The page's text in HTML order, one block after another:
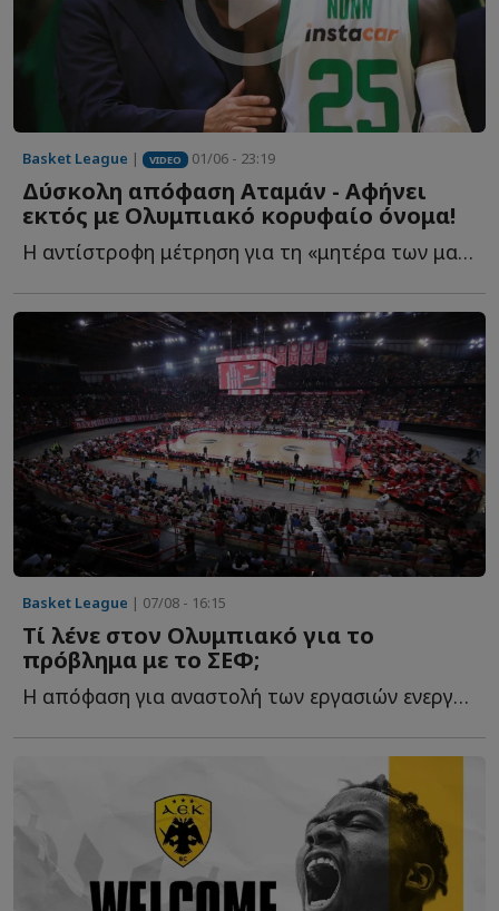
Basket League | VIDEO 01/06 - 23:19
Δύσκολη απόφαση Αταμάν - Αφήνει
εκτός με Ολυμπιακό κορυφαίο όνομα!
Η αντίστροφη μέτρηση για τη «μητέρα των μαχών» έχει ξ...
Basket League | 07/08 - 16:15
Τί λένε στον Ολυμπιακό για το
πρόβλημα με το ΣΕΦ;
Η απόφαση για αναστολή των εργασιών ενεργειακής αναβάθμισης δ...